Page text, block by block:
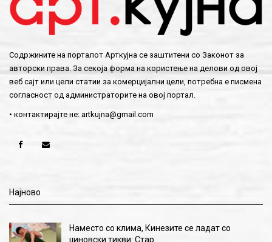
Содржините на порталот Арткујна се заштитени со Законот за
авторски права. За секоја форма на користење на делови од овој
веб сајт или цели статии за комерцијални цели, потребна е писмена
согласност од администраторите на овој портал.
• контактирајте не: artkujna@gmail.com
Најново
Наместо со клима, Кинезите се ладат со
џиновски тикви: Стар…